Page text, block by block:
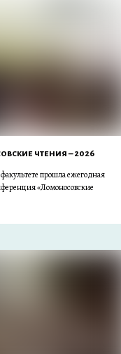
чтения – 2026
факультете прошла ежегодная
«Ломоносовские